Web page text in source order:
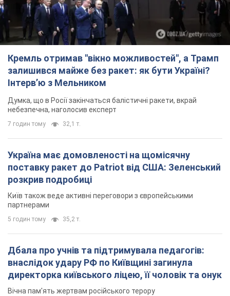
Кремль отримав "вікно можливостей", а Трамп
залишився майже без ракет: як бути Україні?
Інтерв’ю з Мельником
Думка, що в Росії закінчаться балістичні ракети, вкрай
небезпечна, наголосив експерт
7 годин тому 32,1 т.
Україна має домовленості на щомісячну
поставку ракет до Patriot від США: Зеленський
розкрив подробиці
Київ також веде активні переговори з європейськими
партнерами
5 годин тому 35,2 т.
Дбала про учнів та підтримувала педагогів:
внаслідок удару РФ по Київщині загинула
директорка київського ліцею, її чоловік та онук
Вічна пам'ять жертвам російського терору